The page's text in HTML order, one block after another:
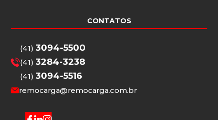
CONTATOS
(41)3094-5500
(41)3284-3238
(41)3094-5516
remocarga@remocarga.com.br